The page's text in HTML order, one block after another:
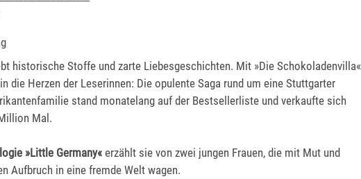
historische Stoffe und zarte Liebesgeschichten. Mit »Die Schokoladenvilla«
die Herzen der Leserinnen: Die opulente Saga rund um eine Stuttgarter
stand monatelang auf der Bestsellerliste und verkaufte sich
Mal.
»Little Germany« erzählt sie von zwei jungen Frauen, die mit Mut und
Aufbruch in eine fremde Welt wagen.